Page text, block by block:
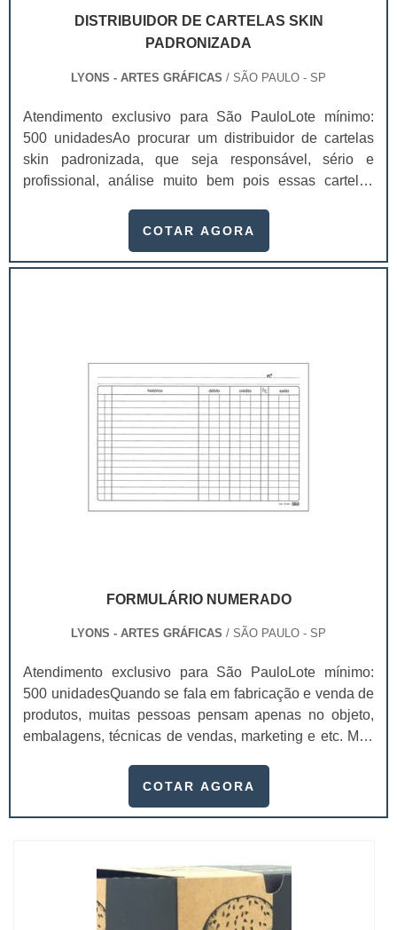
DISTRIBUIDOR DE CARTELAS SKIN
PADRONIZADA
LYONS - ARTES GRÁFICAS / SÃO PAULO - SP
Atendimento exclusivo para São PauloLote mínimo:
500 unidadesAo procurar um distribuidor de cartelas
skin padronizada, que seja responsável, sério e
profissional, análise muito bem pois essas cartelas
produto.A busca por empresas sérias para adquirir esse
podem assegurar aos clientes características pontuais
COTAR AGORA
FORMULÁRIO NUMERADO
LYONS - ARTES GRÁFICAS / SÃO PAULO - SP
Atendimento exclusivo para São PauloLote mínimo:
500 unidadesQuando se fala em fabricação e venda de
produtos, muitas pessoas pensam apenas no objeto,
embalagens, técnicas de vendas, marketing e etc. Mas
e logística adequada, esses esforços podem não valer
um papel de destaque muito abrangente, pois este item,
COTAR AGORA